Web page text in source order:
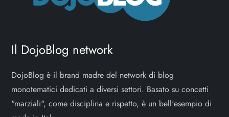
Il DojoBlog network
DojoBlog è il brand madre del network di blog
monotematici dedicati a diversi settori. Basato su concetti
"marziali", come disciplina e rispetto, è un bell'esempio di